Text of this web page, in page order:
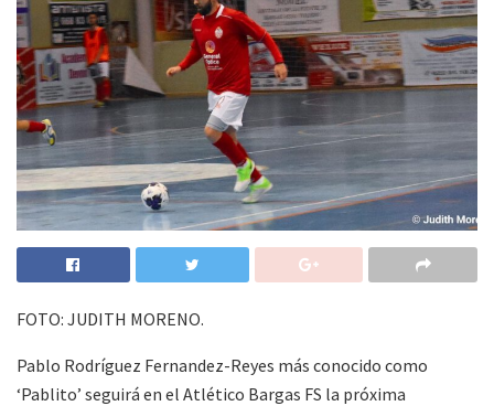
FOTO: JUDITH MORENO.
Pablo Rodríguez Fernandez-Reyes más conocido como
‘Pablito’ seguirá en el Atlético Bargas FS la próxima